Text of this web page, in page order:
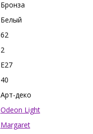
Бронза
Белый
62
2
E27
40
Арт-деко
Odeon Light
Margaret